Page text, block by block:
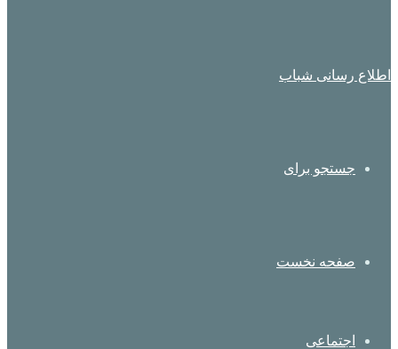
اطلاع رسانی شباب
جستجو برای
صفحه نخست
اجتماعی